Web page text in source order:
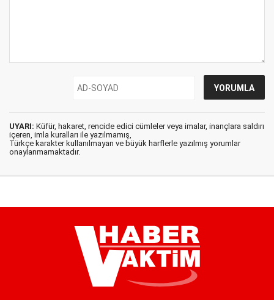
UYARI: Küfür, hakaret, rencide edici cümleler veya imalar, inançlara saldırı
içeren, imla kuralları ile yazılmamış,
Türkçe karakter kullanılmayan ve büyük harflerle yazılmış yorumlar
onaylanmamaktadır.